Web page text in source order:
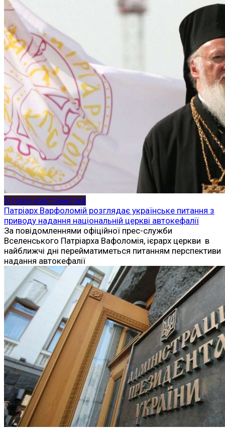
Історія християнства
Патріарх Варфоломій розглядає українське питання з
приводу надання національній церкві автокефалії
За повідомленнями офіційної прес-служби
Вселенського Патріарха Вафоломія, ієрарх церкви в
найближчі дні перейматиметься питанням перспективи
надання автокефалії